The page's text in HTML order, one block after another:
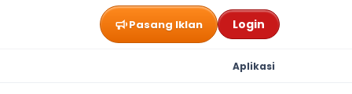
Pasang Iklan Login
Aplikasi